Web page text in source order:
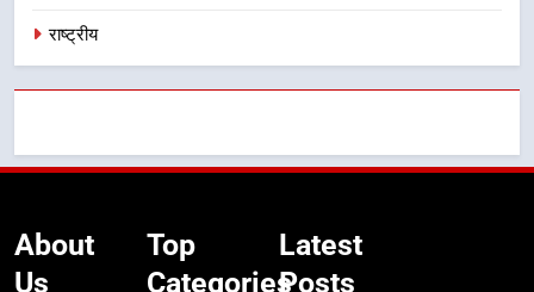
राष्ट्रीय
About
Us
Top
Categories
Latest
Posts